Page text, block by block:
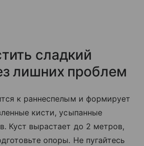
сладкий
лишних проблем
к раннеспелым и формирует
кисти, усыпанные
Куст вырастает до 2 метров,
опоры. Не пугайтесь